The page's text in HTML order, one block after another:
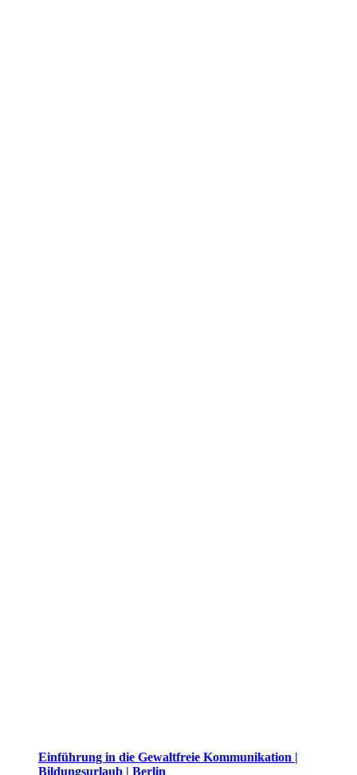
Einführung in die Gewaltfreie Kommunikation |
Bildungsurlaub | Berlin